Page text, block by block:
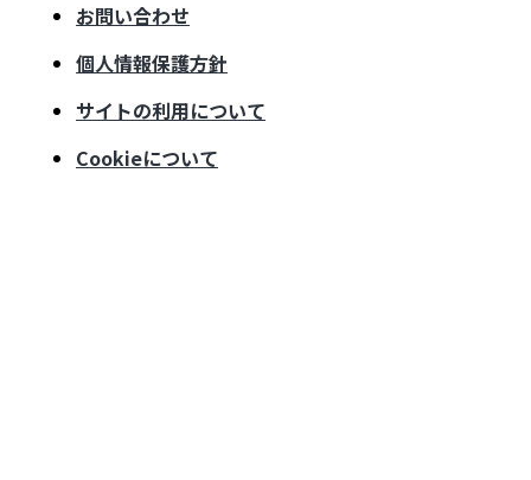
お問い合わせ
個人情報保護方針
サイトの利用について
Cookieについて